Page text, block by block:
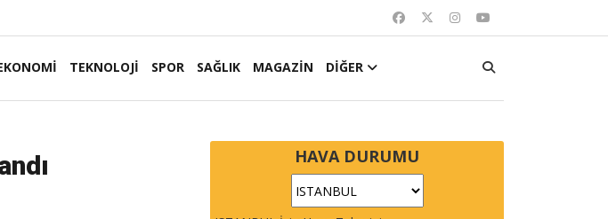
TEKNOLOJİ SPOR SAĞLIK MAGAZİN DİĞER
HAVA DURUMU